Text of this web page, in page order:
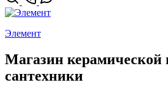
Элемент
Магазин керамической
сантехники